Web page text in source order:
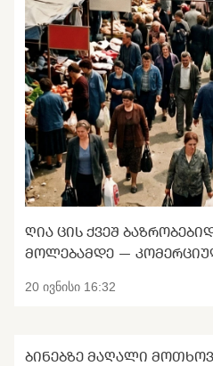
ᲦᲘᲐ ᲪᲘᲡ ᲥᲕᲔᲨ
ᲛᲝᲚᲔᲑᲐᲛᲓᲔ —
20 ივნისი 16:32
ᲑᲘᲜᲔᲑᲖᲔ ᲛᲐᲦᲐᲚᲘ